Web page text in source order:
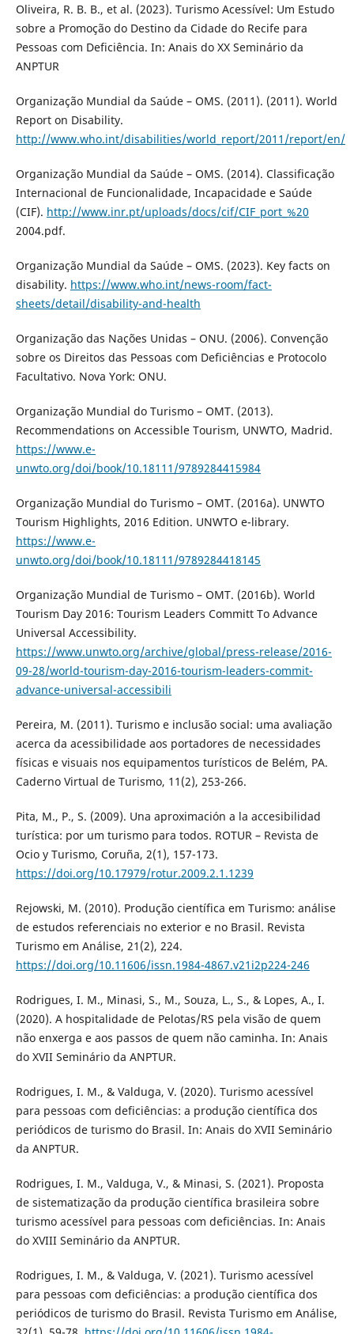
Oliveira, R. B. B., et al. (2023). Turismo Acessível: Um Estudo
sobre a Promoção do Destino da Cidade do Recife para
Pessoas com Deficiência. In: Anais do XX Seminário da
ANPTUR
Organização Mundial da Saúde – OMS. (2011). (2011). World
Report on Disability.
http://www.who.int/disabilities/world_report/2011/report/en/
Organização Mundial da Saúde – OMS. (2014). Classificação
Internacional de Funcionalidade, Incapacidade e Saúde
(CIF). http://www.inr.pt/uploads/docs/cif/CIF_port_%20
2004.pdf.
Organização Mundial da Saúde – OMS. (2023). Key facts on
disability. https://www.who.int/news-room/fact-
sheets/detail/disability-and-health
Organização das Nações Unidas – ONU. (2006). Convenção
sobre os Direitos das Pessoas com Deficiências e Protocolo
Facultativo. Nova York: ONU.
Organização Mundial do Turismo – OMT. (2013).
Recommendations on Accessible Tourism, UNWTO, Madrid.
https://www.e-
unwto.org/doi/book/10.18111/9789284415984
Organização Mundial do Turismo – OMT. (2016a). UNWTO
Tourism Highlights, 2016 Edition. UNWTO e-library.
https://www.e-
unwto.org/doi/book/10.18111/9789284418145
Organização Mundial de Turismo – OMT. (2016b). World
Tourism Day 2016: Tourism Leaders Committ To Advance
Universal Accessibility.
https://www.unwto.org/archive/global/press-release/2016-
09-28/world-tourism-day-2016-tourism-leaders-commit-
advance-universal-accessibili
Pereira, M. (2011). Turismo e inclusão social: uma avaliação
acerca da acessibilidade aos portadores de necessidades
físicas e visuais nos equipamentos turísticos de Belém, PA.
Caderno Virtual de Turismo, 11(2), 253-266.
Pita, M., P., S. (2009). Una aproximación a la accesibilidad
turística: por um turismo para todos. ROTUR – Revista de
Ocio y Turismo, Coruña, 2(1), 157-173.
https://doi.org/10.17979/rotur.2009.2.1.1239
Rejowski, M. (2010). Produção científica em Turismo: análise
de estudos referenciais no exterior e no Brasil. Revista
Turismo em Análise, 21(2), 224.
https://doi.org/10.11606/issn.1984-4867.v21i2p224-246
Rodrigues, I. M., Minasi, S., M., Souza, L., S., & Lopes, A., I.
(2020). A hospitalidade de Pelotas/RS pela visão de quem
não enxerga e aos passos de quem não caminha. In: Anais
do XVII Seminário da ANPTUR.
Rodrigues, I. M., & Valduga, V. (2020). Turismo acessível
para pessoas com deficiências: a produção científica dos
periódicos de turismo do Brasil. In: Anais do XVII Seminário
da ANPTUR.
Rodrigues, I. M., Valduga, V., & Minasi, S. (2021). Proposta
de sistematização da produção científica brasileira sobre
turismo acessível para pessoas com deficiências. In: Anais
do XVIII Seminário da ANPTUR.
Rodrigues, I. M., & Valduga, V. (2021). Turismo acessível
para pessoas com deficiências: a produção científica dos
periódicos de turismo do Brasil. Revista Turismo em Análise,